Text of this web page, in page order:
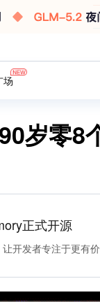
场
岁零8
正式开源
开发者专注于更有